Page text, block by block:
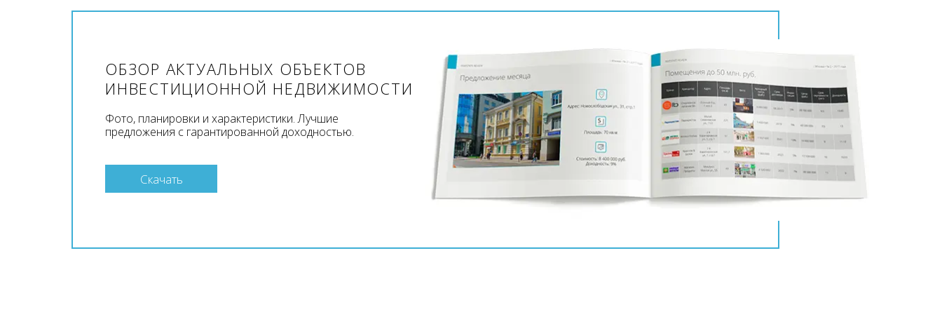
ОБЗОР АКТУАЛЬНЫХ ОБЪЕКТОВ
ИНВЕСТИЦИОННОЙ НЕДВИЖИМОСТИ
Фото, планировки и характеристики. Лучшие
предложения с гарантированной доходностью.
Скачать